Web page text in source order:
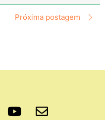
Próxima postagem